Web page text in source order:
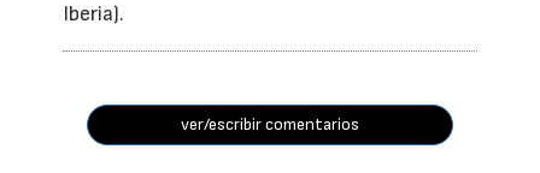
Iberia).
ver/escribir comentarios